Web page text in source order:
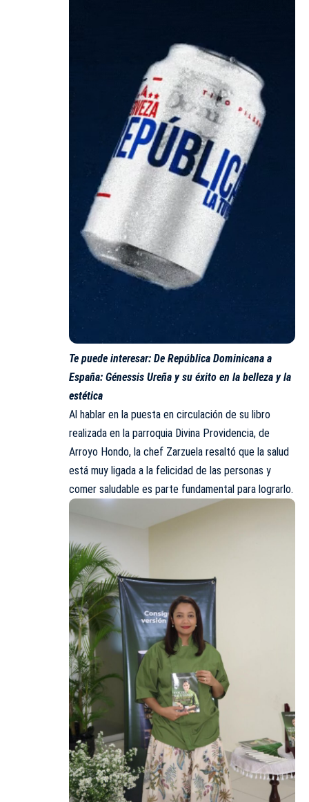
Te puede interesar: De República Dominicana a
España: Génessis Ureña y su éxito en la belleza y la
estética
Al hablar en la puesta en circulación de su libro
realizada en la parroquia Divina Providencia, de
Arroyo Hondo, la chef Zarzuela resaltó que la salud
está muy ligada a la felicidad de las personas y
comer saludable es parte fundamental para lograrlo.